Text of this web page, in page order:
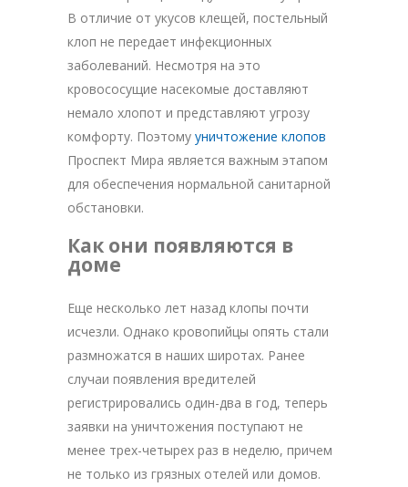
В отличие от укусов клещей, постельный
клоп не передает инфекционных
заболеваний. Несмотря на это
кровососущие насекомые доставляют
немало хлопот и представляют угрозу
комфорту. Поэтому уничтожение клопов
Проспект Мира является важным этапом
для обеспечения нормальной санитарной
обстановки.
Как они появляются в
доме
Еще несколько лет назад клопы почти
исчезли. Однако кровопийцы опять стали
размножатся в наших широтах. Ранее
случаи появления вредителей
регистрировались один-два в год, теперь
заявки на уничтожения поступают не
менее трех-четырех раз в неделю, причем
не только из грязных отелей или домов.